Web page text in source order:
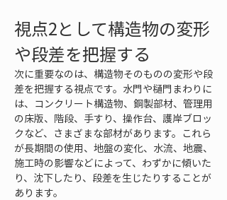
視点2として構造物の変形
や段差を把握する
次に重要なのは、構造物そのものの変形や段
差を把握する視点です。水門や樋門まわりに
は、コンクリート構造物、鋼製部材、管理用
の床版、階段、手すり、操作台、護岸ブロッ
クなど、さまざまな部材があります。これら
が長期間の使用、地盤の変化、水流、地震、
施工時の影響などによって、わずかに傾いた
り、沈下したり、段差を生じたりすることが
あります。